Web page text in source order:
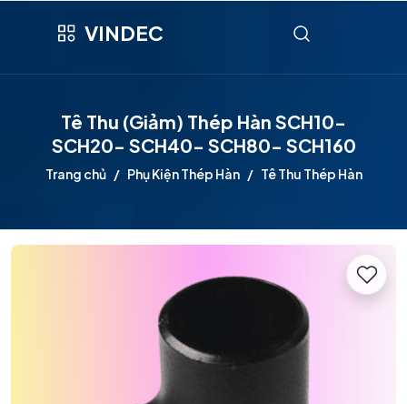
VINDEC
Tê Thu (Giảm) Thép Hàn SCH10-
SCH20- SCH40- SCH80- SCH160
Trang chủ Phụ Kiện Thép Hàn Tê Thu Thép Hàn